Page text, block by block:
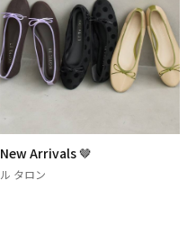
New Arrivals 🤎
ル タロン